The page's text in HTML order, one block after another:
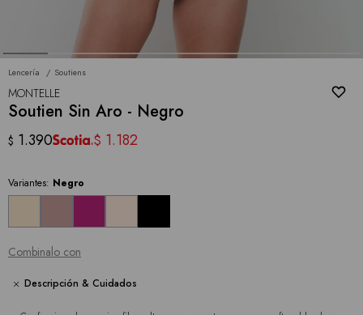
Lencería Soutiens
MONTELLE
Soutien Sin Aro - Negro
$ 1.390 $ 1.182
Variantes: Negro
Combinalo con
Descripción & Cuidados